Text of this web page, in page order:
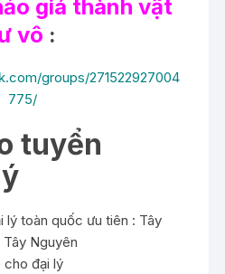
giá thành vật
vô :
groups/271522927004
775/
tuyển
lý toàn quốc ưu tiên : Tây
Nguyên
cho đại lý